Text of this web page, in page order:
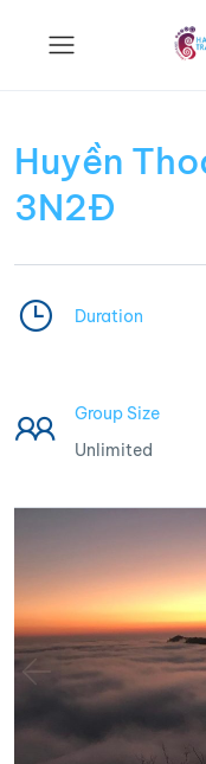
Huyền
3N2Đ
Duration
Group Size
Unlimited